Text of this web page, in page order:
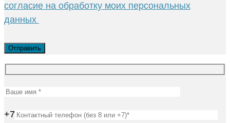
согласие на обработку моих персональных
данных
+7